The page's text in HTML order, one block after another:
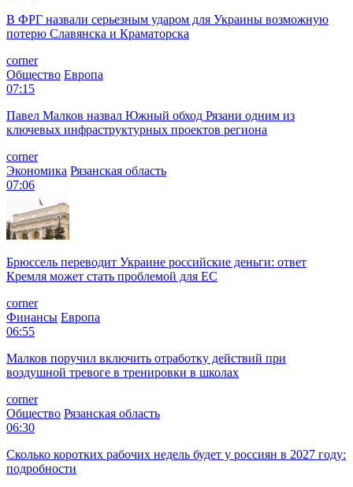
В ФРГ назвали серьезным ударом для Украины возможную
потерю Славянска и Краматорска
corner
Общество Европа
07:15
Павел Малков назвал Южный обход Рязани одним из
ключевых инфраструктурных проектов региона
corner
Экономика Рязанская область
07:06
Брюссель переводит Украине российские деньги: ответ
Кремля может стать проблемой для EC
corner
Финансы Европа
06:55
Малков поручил включить отработку действий при
воздушной тревоге в тренировки в школах
corner
Общество Рязанская область
06:30
Сколько коротких рабочих недель будет у россиян в 2027 году:
подробности